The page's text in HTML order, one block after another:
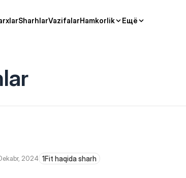
SharhlarVazifalarHamkorlik Ещё
2024 1Fit haqida sharh